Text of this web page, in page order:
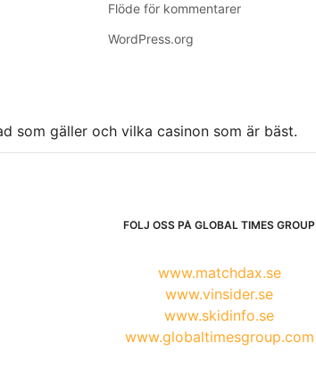
Flöde för kommentarer
WordPress.org
som gäller och vilka casinon som är bäst.
FÖLJ OSS PÅ GLOBAL TIMES GROUP
www.matchdax.se
www.vinsider.se
www.skidinfo.se
www.globaltimesgroup.com